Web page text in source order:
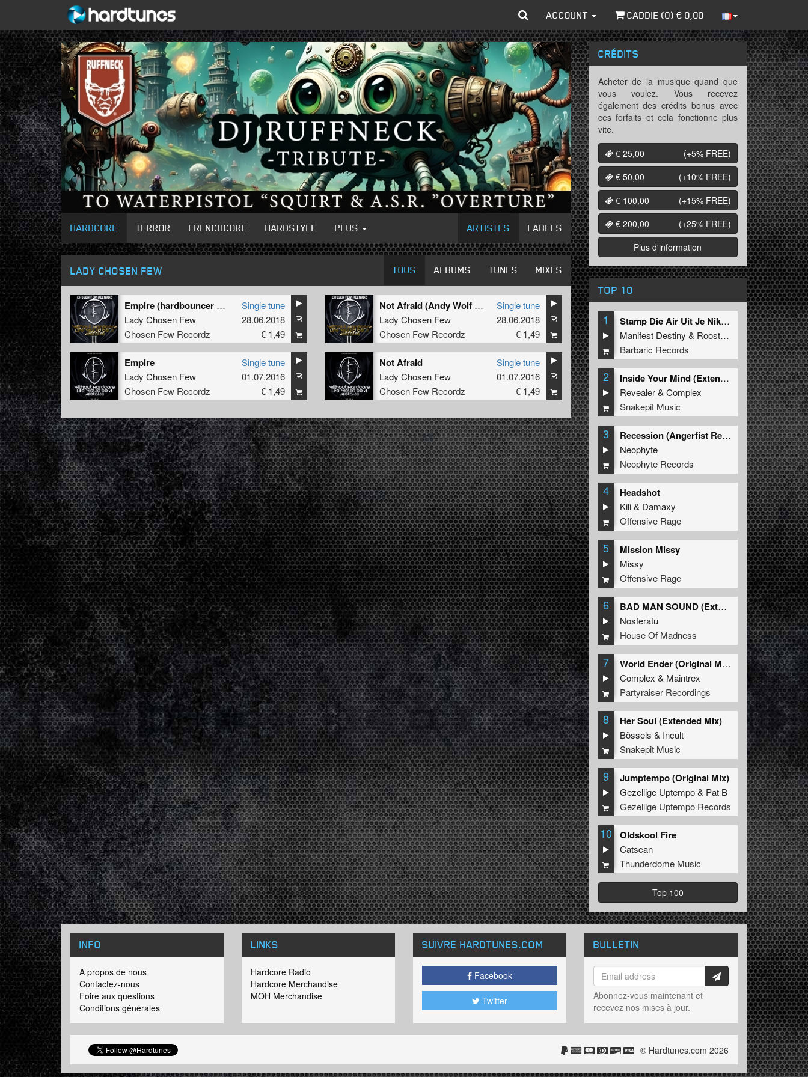
ACCOUNT CADDIE (0) € 0,00
HARDCORE TERROR FRENCHCORE HARDSTYLE PLUS ARTISTES LABELS
LADY CHOSEN FEW TOUS ALBUMS TUNES MIXES
Empire (hardbouncer Remix)
Lady Chosen Few
Chosen Few Recordz
Single tune
28.06.2018
€ 1,49
Not Afraid (Andy Wolf Remix)
Lady Chosen Few
Chosen Few Recordz
Single tune
28.06.2018
€ 1,49
Empire
Lady Chosen Few
Chosen Few Recordz
Single tune
01.07.2016
€ 1,49
Not Afraid
Lady Chosen Few
Chosen Few Recordz
Single tune
01.07.2016
€ 1,49
CRÉDITS
Acheter de la musique quand que
vous voulez. Vous recevez
également des crédits bonus avec
ces forfaits et cela fonctionne plus
vite.
€ 25,00
(+5% FREE)
€ 50,00
(+10% FREE)
€ 100,00
(+15% FREE)
€ 200,00
(+25% FREE)
Plus d'information
TOP 10
1
Stamp Die Air Uit Je Nikeys (Extended Mix)
Manifest Destiny & Roosterz
Barbaric Records
2
Inside Your Mind (Extended Mix)
Revealer&Complex
Snakepit Music
3
Recession (Angerfist Remix Extended)
Neophyte
Neophyte Records
4 Headshot
Kili& Damaxy
Offensive Rage
5 Mission Missy
Missy
Offensive Rage
6
BAD MAN SOUND (Extended Mix)
Nosferatu
House Of Madness
7
World Ender (Original Mix)
Complex & Maintrex
Partyraiser Recordings
8 Her Soul (Extended Mix)
Bössels & Incult
Snakepit Music
9 Jumptempo (Original Mix)
Gezellige Uptempo& Pat B
Gezellige Uptempo Records
10 Oldskool Fire
Catscan
Thunderdome Music
Top 100
INFO
A propos de nous
Contactez-nous
Foire aux questions
Conditions générales
LINKS
Hardcore Radio
Hardcore Merchandise
MOH Merchandise
SUIVRE HARDTUNES.COM
Facebook
Twitter
BULLETIN
Abonnez-vous maintenant et
recevez nos mises à jour.
© Hardtunes.com 2026